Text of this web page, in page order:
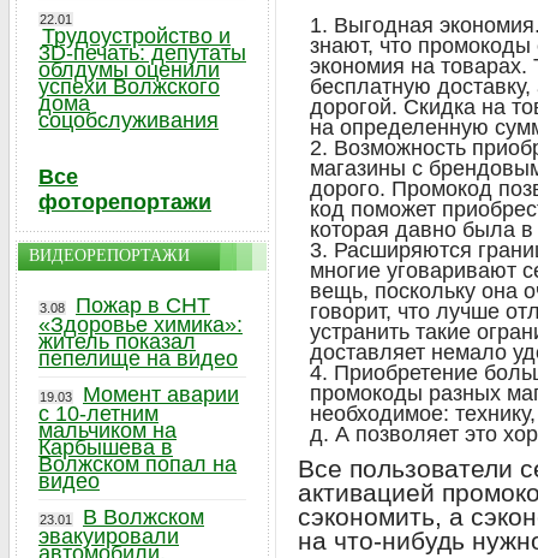
Выгодная
знают, что промокоды
экономия на товарах.
бесплатную
дорогой. Скидка на
на определенную
Возможность
магазины с
дорого. Промокод
код поможет
которая давно была в
Расширяются
многие уговаривают
вещь, поскольку она
говорит, что лучше
устранить такие
доставляет немало
Приобретение
промокоды разных
необходимое:
д. А позволяет это
Все пользователи
активацией
сэкономить, а
на что-нибудь
22.01
Трудоустройство и
3D-печать: депутаты
облдумы оценили
успехи Волжского
дома
соцобслуживания
Все
фоторепортажи
ВИДЕОРЕПОРТАЖИ
3.08
Пожар в СНТ
«Здоровье химика»:
житель показал
пепелище на видео
19.03
Момент аварии
с 10-летним
мальчиком на
Карбышева в
Волжском попал на
видео
23.01
В Волжском
эвакуировали
автомобили,